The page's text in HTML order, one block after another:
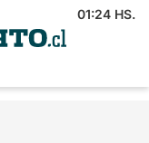
01:24 HS.